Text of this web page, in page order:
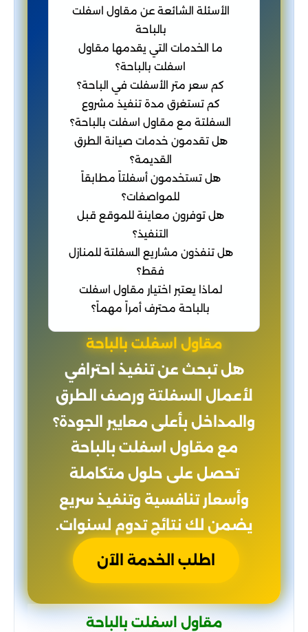
الأسئلة الشائعة عن مقاول اسفلت
بالباحة
ما الخدمات التي يقدمها مقاول
اسفلت بالباحة؟
كم سعر متر الأسفلت في الباحة؟
كم تستغرق مدة تنفيذ مشروع
السفلتة مع مقاول اسفلت بالباحة؟
هل تقدمون خدمات صيانة الطرق
القديمة؟
هل تستخدمون أسفلتاً مطابقاً
للمواصفات؟
هل توفرون معاينة للموقع قبل
التنفيذ؟
هل تنفذون مشاريع السفلتة للمنازل
فقط؟
لماذا يعتبر اختيار مقاول اسفلت
بالباحة محترف أمراً مهماً؟
مقاول اسفلت بالباحة
هل تبحث عن تنفيذ احترافي
لأعمال السفلتة ورصف الطرق
والمداخل بأعلى معايير الجودة؟
مع مقاول اسفلت بالباحة
تحصل على حلول متكاملة
وأسعار تنافسية وتنفيذ سريع
يضمن لك نتائج تدوم لسنوات.
اطلب الخدمة الآن
مقاول اسفلت بالباحة